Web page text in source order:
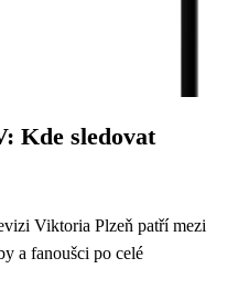
Kde sledovat
Viktoria Plzeň patří mezi
a fanoušci po celé